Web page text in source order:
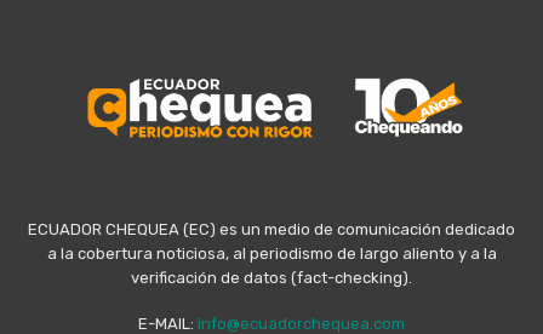
ECUADOR CHEQUEA (EC) es un medio de comunicación dedicado
a la cobertura noticiosa, al periodismo de largo aliento y a la
verificación de datos (fact-checking).
E-MAIL: info@ecuadorchequea.com